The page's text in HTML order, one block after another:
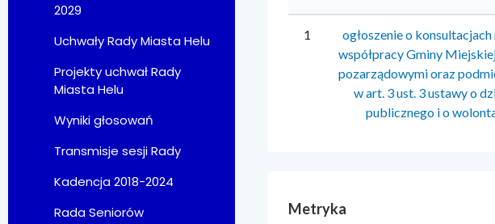
2029
Uchwały Rady Miasta Helu
Projekty uchwał Rady
Miasta Helu
Wyniki głosowań
Transmisje sesji Rady
Kadencja 2018-2024
Rada Seniorów
1
ogłoszenie o
współpracy Gminy
pozarządowymi oraz
w art. 3 ust. 3 ustawy o
publicznego i o
Metryka